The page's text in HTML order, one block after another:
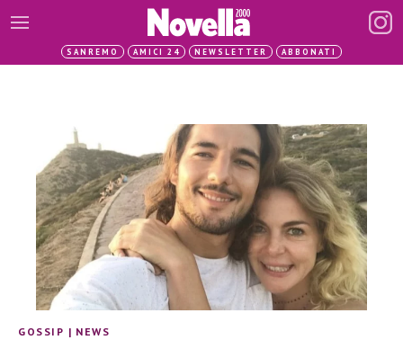
SANREMO AMICI 24 NEWSLETTER ABBONATI
GOSSIP | NEWS